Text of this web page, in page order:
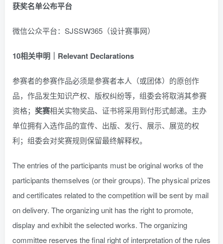
获奖名单公布平台
微信公众平台：SJSSW365（设计赛事网）
10相关申明｜Relevant Declarations
参赛者的参赛作品必须是参赛者本人（或团体）的原创作
品，作品发生知识产权、版权纠纷等，组委会将取消其参赛
资格； 奖赛相关实物奖品、证书将采用到付形式邮递。主办
单位拥有入选作品的宣传、出版、发行、展示、展览的权
利；组委会对奖赛规则保留最终解释权。
The entries of the participants must be original works of the
participants themselves (or their groups). The physical prizes
and certificates related to the competition will be sent by mail
on delivery. The organizing unit has the right to promote,
display and exhibit the selected works. The organizing
committee reserves the final right of interpretation of the rules